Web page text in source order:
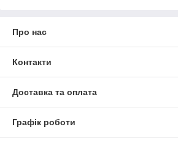
Про нас
Контакти
Доставка та оплата
Графік роботи